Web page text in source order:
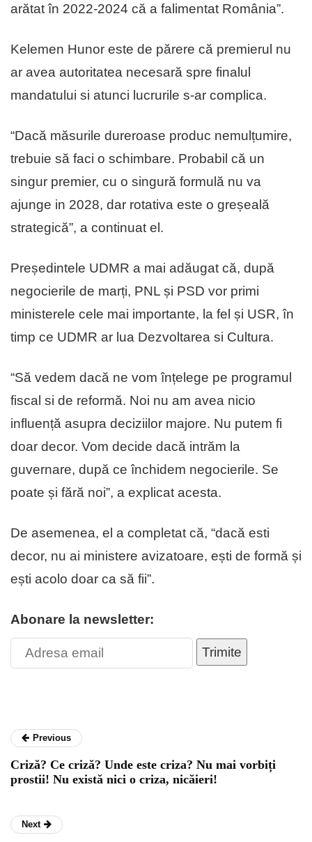
arătat în 2022-2024 că a falimentat România”.
Kelemen Hunor este de părere că premierul nu
ar avea autoritatea necesară spre finalul
mandatului si atunci lucrurile s-ar complica.
“Dacă măsurile dureroase produc nemulțumire,
trebuie să faci o schimbare. Probabil că un
singur premier, cu o singură formulă nu va
ajunge in 2028, dar rotativa este o greșeală
strategică”, a continuat el.
Președintele UDMR a mai adăugat că, după
negocierile de marți, PNL și PSD vor primi
ministerele cele mai importante, la fel și USR, în
timp ce UDMR ar lua Dezvoltarea si Cultura.
“Să vedem dacă ne vom înțelege pe programul
fiscal si de reformă. Noi nu am avea nicio
influență asupra deciziilor majore. Nu putem fi
doar decor. Vom decide dacă intrăm la
guvernare, după ce închidem negocierile. Se
poate și fără noi”, a explicat acesta.
De asemenea, el a completat că, “dacă esti
decor, nu ai ministere avizatoare, ești de formă și
ești acolo doar ca să fii”.
Abonare la newsletter:
Trimite
Previous
Criză? Ce criză? Unde este criza? Nu mai vorbiți
prostii! Nu există nici o criza, nicăieri!
Next